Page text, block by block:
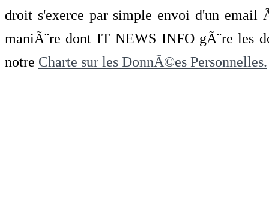
droit s'exerce par simple envoi d'un
maniÃ¨re dont IT NEWS INFO gÃ¨re les
notre Charte sur les DonnÃ©es Personnelles.